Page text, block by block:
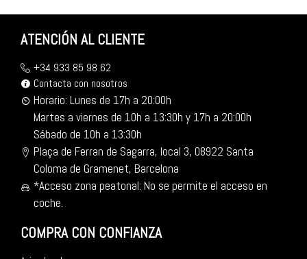
ATENCIÓN AL CLIENTE
+34 933 85 98 62
Contacta con nosotros
Horario: Lunes de 17h a 20:00h
Martes a viernes de 10h a 13:30h y 17h a 20:00h
Sábado de 10h a 13:30h
Plaça de Ferran de Sagarra, local 3, 08922 Santa
Coloma de Gramenet, Barcelona
*Acceso zona peatonal: No se permite el acceso en
coche.
COMPRA CON CONFIANZA